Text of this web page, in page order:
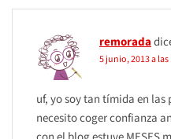
remorada
5 junio, 2013 a las
uf, yo soy tan tímida en las
necesito coger confianza